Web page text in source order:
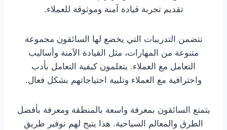
تقديم تجربة قيادة آمنة وموثوقة للعملاء.
تتضمن التدريبات التي يخضع لها السائقون مجموعة
متنوعة من المهارات، مثل القيادة الآمنة وأساليب
التعامل مع العملاء. يتعلمون كيفية التعامل بأدب
واحترافية مع العملاء وتلبية احتياجاتهم بشكل فعال.
يتمتع السائقون بمعرفة واسعة بالمنطقة ومعرفة بأفضل
الطرق والمعالم السياحية. هذا يتيح لهم توفير طريق